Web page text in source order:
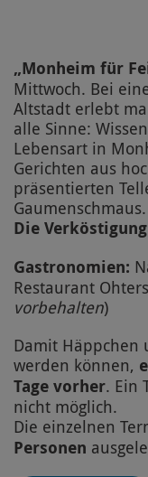
„Monheim für
Mittwoch. Bei
Altstadt erlebt
alle Sinne:
Lebensart in
Gerichten aus
präsentierten
Gaumenschmaus.
Die
Gastronomien:
Restaurant
vorbehalten)
Damit Häppchen
werden können,
Tage vorher. Ein
nicht möglich.
Die einzelnen
Personen